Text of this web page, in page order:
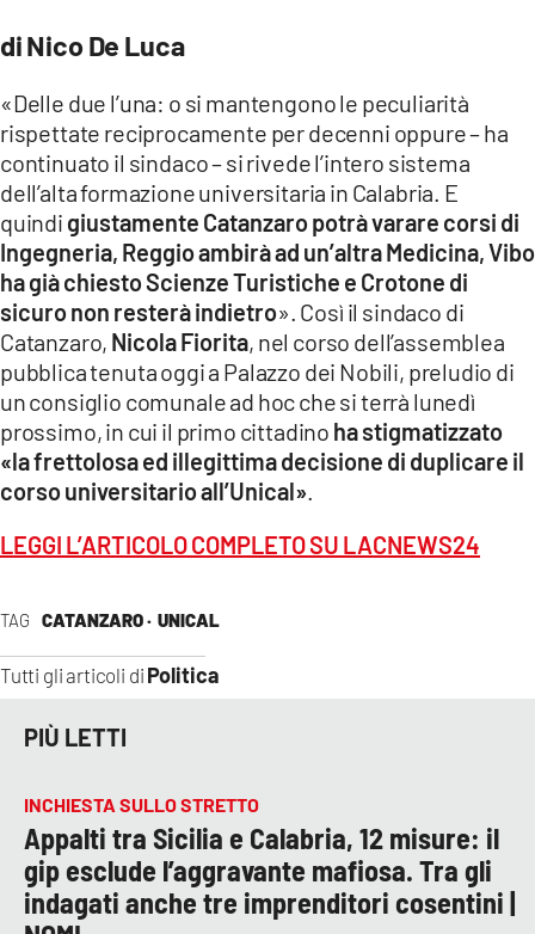
LACITYMAG.IT
ILREGGINO.IT
COSENZACHANNEL.IT
ILVIBONESE.IT
CATANZAROCHANNEL.IT
LACAPITALENEWS.IT
App
ANDROID
APPLE
TAG CATANZARO · UNICAL
Tutti gli articoli di Politica
di Nico De Luca
«Delle due l’una: o si mantengono le peculiarità
rispettate reciprocamente per decenni oppure – ha
continuato il sindaco – si rivede l’intero sistema
dell’alta formazione universitaria in Calabria. E
quindi giustamente Catanzaro potrà varare corsi di
Ingegneria, Reggio ambirà ad un’altra Medicina, Vibo
ha già chiesto Scienze Turistiche e Crotone di
sicuro non resterà indietro». Così il sindaco di
Catanzaro, Nicola Fiorita, nel corso dell’assemblea
pubblica tenuta oggi a Palazzo dei Nobili, preludio di
un consiglio comunale ad hoc che si terrà lunedì
prossimo, in cui il primo cittadino ha stigmatizzato
«la frettolosa ed illegittima decisione di duplicare il
corso universitario all’Unical».
LEGGI L’ARTICOLO COMPLETO SU LACNEWS24
PIÙ LETTI
INCHIESTA SULLO STRETTO
Appalti tra Sicilia e Calabria, 12 misure: il
gip esclude l’aggravante mafiosa. Tra gli
indagati anche tre imprenditori cosentini |